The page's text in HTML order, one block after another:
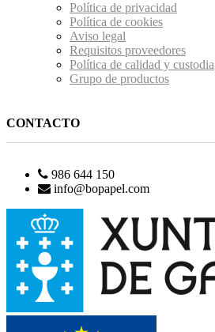
Política de privacidad
Política de cookies
Aviso legal
Requisitos proveedores
Política de calidad y custodia
Grupo de productos
CONTACTO
986 644 150
info@bopapel.com